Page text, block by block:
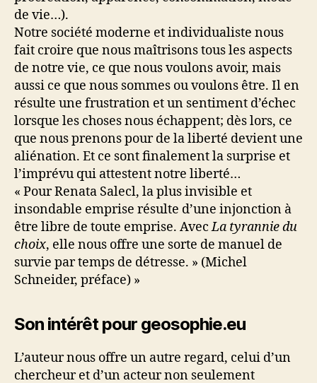
de vie…).
Notre société moderne et individualiste nous
fait croire que nous maîtrisons tous les aspects
de notre vie, ce que nous voulons avoir, mais
aussi ce que nous sommes ou voulons être. Il en
résulte une frustration et un sentiment d’échec
lorsque les choses nous échappent; dès lors, ce
que nous prenons pour de la liberté devient une
aliénation. Et ce sont finalement la surprise et
l’imprévu qui attestent notre liberté…
« Pour Renata Salecl, la plus invisible et
insondable emprise résulte d’une injonction à
être libre de toute emprise. AvecLa tyrannie du
choix, elle nous offre une sorte de manuel de
survie par temps de détresse. » (Michel
Schneider, préface) »
Son intérêt pour geosophie.eu
L’auteur nous offre un autre regard, celui d’un
chercheur et d’un acteur non seulement